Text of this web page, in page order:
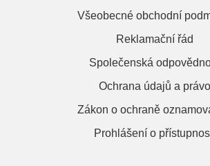
Všeobecné obchodní
Reklamační řád
Společenská
Ochrana údajů a právo
Zákon o ochraně
Prohlášení o